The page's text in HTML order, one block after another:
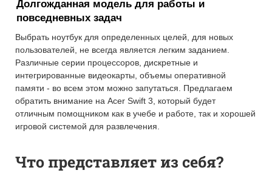
Долгожданная модель для работы и
повседневных задач
Выбрать ноутбук для определенных целей, для новых
пользователей, не всегда является легким заданием.
Различные серии процессоров, дискретные и
интегрированные видеокарты, объемы оперативной
памяти - во всем этом можно запутаться. Предлагаем
обратить внимание на Acer Swift 3, который будет
отличным помощником как в учебе и работе, так и хорошей
игровой системой для развлечения.
Что представляет из себя?